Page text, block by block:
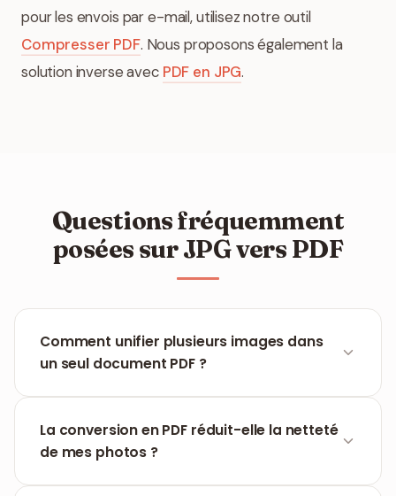
pour les envois par e-mail, utilisez notre outil
Compresser PDF. Nous proposons également la
solution inverse avec PDF en JPG.
Questions fréquemment
posées sur JPG vers PDF
Comment unifier plusieurs images dans
un seul document PDF ?
du téléchargement. Dans l'interface de
prévisualisation, vous pouvez glisser-déposer
La conversion en PDF réduit-elle la netteté
de mes photos ?